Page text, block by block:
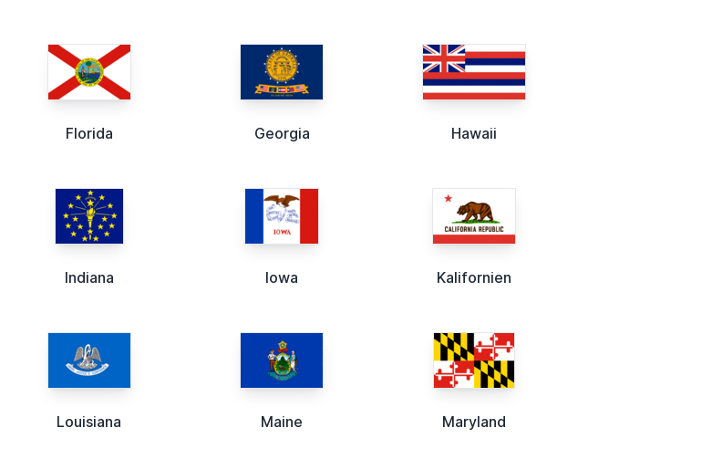
Florida Georgia Hawaii
Indiana Iowa Kalifornien
Louisiana Maine Maryland